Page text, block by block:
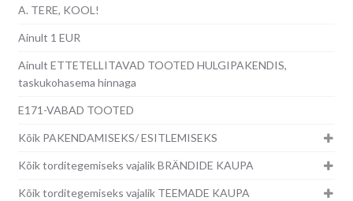
A. TERE, KOOL!
Ainult 1 EUR
Ainult ETTETELLITAVAD TOOTED HULGIPAKENDIS,
taskukohasema hinnaga
E171-VABAD TOOTED
Kõik PAKENDAMISEKS/ ESITLEMISEKS
Kõik torditegemiseks vajalik BRÄNDIDE KAUPA
Kõik torditegemiseks vajalik TEEMADE KAUPA